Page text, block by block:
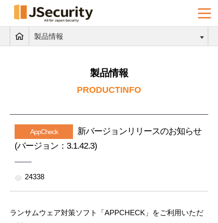
製品情報
製品情報
PRODUCTINFO
AppCheck
新バージョンリリースのお知らせ
(バージョン：3.1.42.3)
24338
ランサムウェア対策ソフト「APPCHECK」をご利用いただ